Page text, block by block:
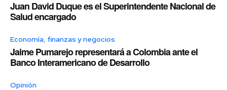
Juan David Duque es el Superintendente Nacional de
Salud encargado
Economía, finanzas y negocios
Jaime Pumarejo representará a Colombia ante el
Banco Interamericano de Desarrollo
Opinión